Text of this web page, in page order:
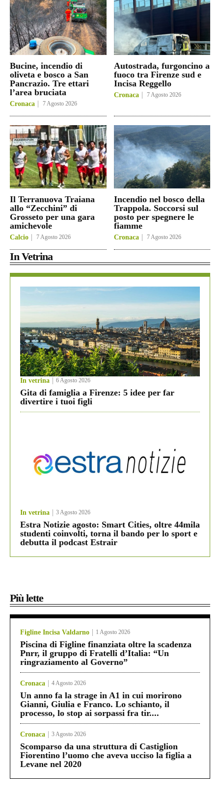
Bucine, incendio di
oliveta e bosco a San
Pancrazio. Tre ettari
l’area bruciata
Cronaca 7 Agosto 2026
Autostrada, furgoncino a
fuoco tra Firenze sud e
Incisa Reggello
Cronaca 7 Agosto 2026
Il Terranuova Traiana
allo “Zecchini” di
Grosseto per una gara
amichevole
Calcio 7 Agosto 2026
Incendio nel bosco della
Trappola. Soccorsi sul
posto per spegnere le
fiamme
Cronaca 7 Agosto 2026
In Vetrina
In vetrina 6 Agosto 2026
Gita di famiglia a Firenze: 5 idee per far
divertire i tuoi figli
In vetrina 3 Agosto 2026
Estra Notizie agosto: Smart Cities, oltre 44mila
studenti coinvolti, torna il bando per lo sport e
debutta il podcast Estrair
Più lette
Figline Incisa Valdarno 1 Agosto 2026
Piscina di Figline finanziata oltre la scadenza
Pnrr, il gruppo di Fratelli d’Italia: “Un
ringraziamento al Governo”
Cronaca 4 Agosto 2026
Un anno fa la strage in A1 in cui morirono
Gianni, Giulia e Franco. Lo schianto, il
processo, lo stop ai sorpassi fra tir....
Cronaca 3 Agosto 2026
Scomparso da una struttura di Castiglion
Fiorentino l’uomo che aveva ucciso la figlia a
Levane nel 2020